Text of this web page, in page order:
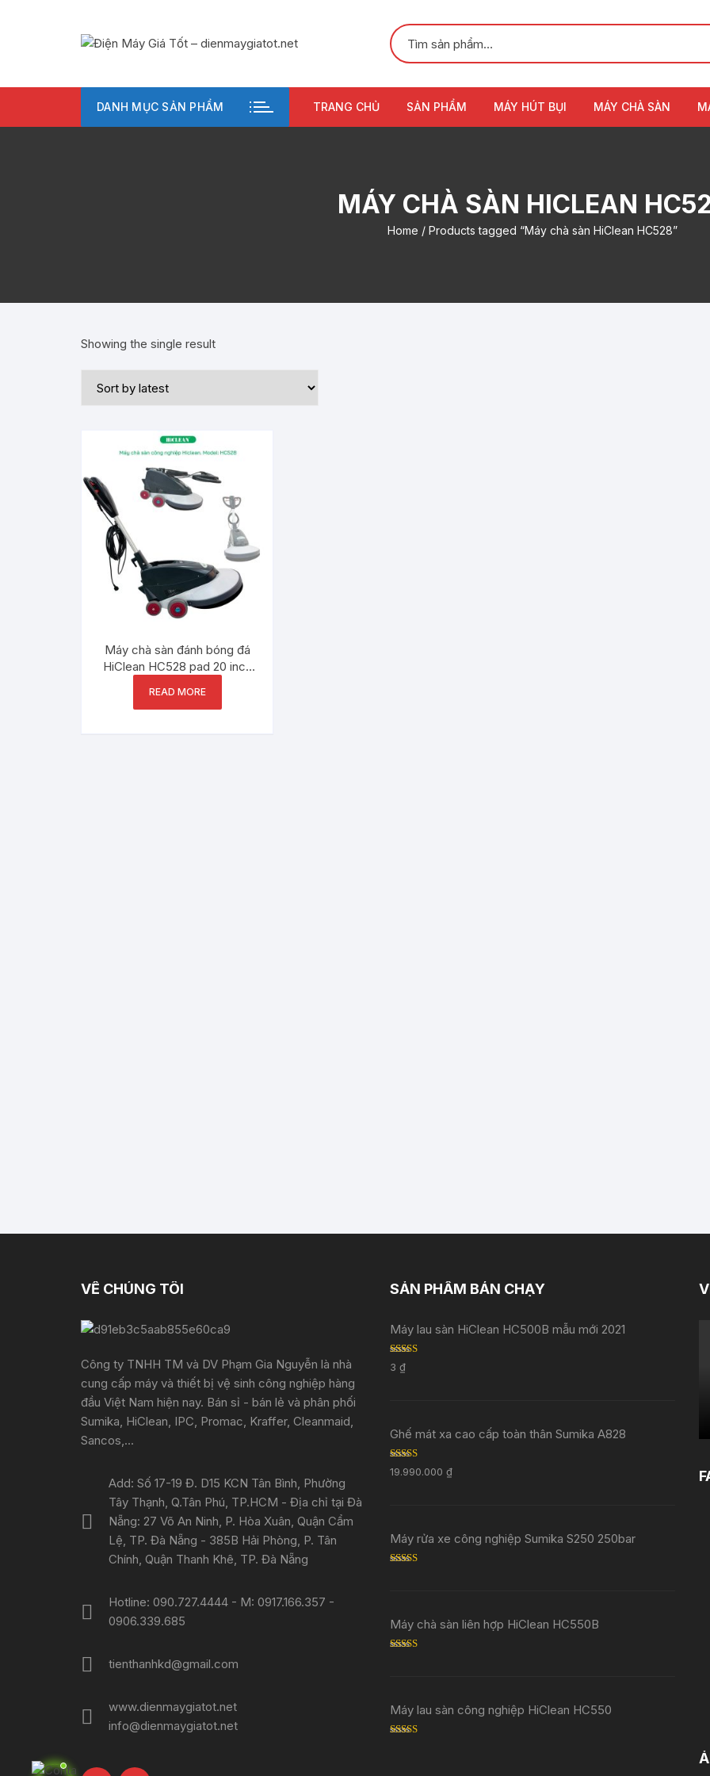
DANH MỤC SẢN PHẨM TRANG CHỦ SẢN PHẨM MÁY HÚT BỤI MÁY CHÀ SÀN
MÁY CHÀ SÀN HICLEAN
Home / Products tagged “Máy chà sàn HiClean HC528”
Showing the single result
Máy chà sàn đánh bóng đá
HiClean HC528 pad 20 inch
READ MORE
VỀ CHÚNG TÔI
Công ty TNHH TM và DV Phạm Gia Nguyễn là nhà
cung cấp máy và thiết bị vệ sinh công nghiệp hàng
đầu Việt Nam hiện nay. Bán sỉ - bán lẻ và phân phối
Sumika, HiClean, IPC, Promac, Kraffer, Cleanmaid,
Sancos,...
Add: Số 17-19 Đ. D15 KCN Tân Bình, Phường
Tây Thạnh, Q.Tân Phú, TP.HCM - Địa chỉ tại Đà
Nẵng: 27 Võ An Ninh, P. Hòa Xuân, Quận Cẩm
Lệ, TP. Đà Nẵng - 385B Hải Phòng, P. Tân
Chính, Quận Thanh Khê, TP. Đà Nẵng
Hotline: 090.727.4444 - M: 0917.166.357 -
0906.339.685
tienthanhkd@gmail.com
www.dienmaygiatot.net
info@dienmaygiatot.net
SẢN PHẨM BÁN CHẠY
Máy lau sàn HiClean HC500B mẫu mới 2021
Rated
out of 5
3 ₫
Ghế mát xa cao cấp toàn thân Sumika A828
Rated5.00
out of 5
19.990.000 ₫
Máy rửa xe công nghiệp Sumika S250 250bar
Máy chà sàn liên hợp HiClean HC550B
Máy lau sàn công nghiệp HiClean HC550